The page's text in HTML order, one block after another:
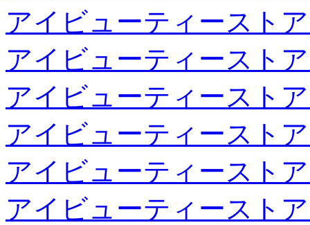
アイビューティースト
アイビューティースト
アイビューティースト
アイビューティースト
アイビューティースト
アイビューティースト